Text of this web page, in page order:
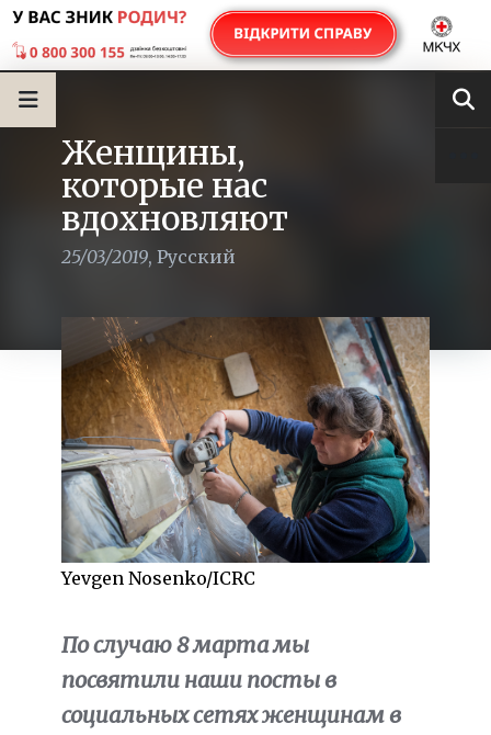
Женщины,
которые нас
вдохновляют
25/03/2019, Русский
Yevgen Nosenko/ICRC
По случаю 8 марта мы
посвятили наши посты в
социальных сетях женщинам в